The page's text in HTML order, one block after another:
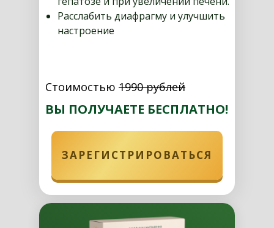
Расслабить диафрагму и улучшить
настроение
ЗАРЕГИСТРИРОВАТЬСЯ
Стоимостью 1990 рублей
ВЫ ПОЛУЧАЕТЕ БЕСПЛАТНО!